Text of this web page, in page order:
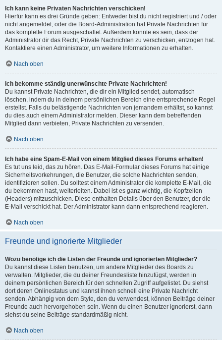
Ich kann keine Privaten Nachrichten verschicken!
Hierfür kann es drei Gründe geben: Entweder bist du nicht registriert und / oder
nicht angemeldet, oder die Board-Administration hat Private Nachrichten für
das komplette Forum ausgeschaltet. Außerdem könnte es sein, dass der
Administrator dir das Recht, Private Nachrichten zu verschicken, entzogen hat.
Kontaktiere einen Administrator, um weitere Informationen zu erhalten.
Nach oben
Ich bekomme ständig unerwünschte Private Nachrichten!
Du kannst Private Nachrichten, die dir ein Mitglied sendet, automatisch
löschen, indem du in deinem persönlichen Bereich eine entsprechende Regel
erstellst. Falls du belästigende Nachrichten von jemandem erhältst, so kannst
du dies auch einem Administrator melden. Dieser kann dem betreffenden
Mitglied dann verbieten, Private Nachrichten zu versenden.
Nach oben
Ich habe eine Spam-E-Mail von einem Mitglied dieses Forums erhalten!
Es tut uns leid, das zu hören. Das E-Mail-Formular dieses Forums hat einige
Sicherheitsvorkehrungen, die Benutzer, die solche Nachrichten senden,
identifizieren sollen. Du solltest einem Administrator die komplette E-Mail, die
du bekommen hast, weiterleiten. Dabei ist es ganz wichtig, die Kopfzeilen
(Headers) mitzuschicken. Diese enthalten Details über den Benutzer, der die
E-Mail verschickt hat. Der Administrator kann dann entsprechend reagieren.
Nach oben
Freunde und ignorierte Mitglieder
Wozu benötige ich die Listen der Freunde und ignorierten Mitglieder?
Du kannst diese Listen benutzen, um andere Mitglieder des Boards zu
verwalten. Mitglieder, die du deiner Freundesliste hinzufügst, werden in
deinem persönlichen Bereich für den schnellen Zugriff aufgelistet. Du siehst
dort deren Onlinestatus und kannst ihnen schnell eine Private Nachricht
senden. Abhängig von dem Style, den du verwendest, können Beiträge deiner
Freunde auch hervorgehoben sein. Wenn du einen Benutzer ignorierst, dann
siehst du seine Beiträge standardmäßig nicht.
Nach oben